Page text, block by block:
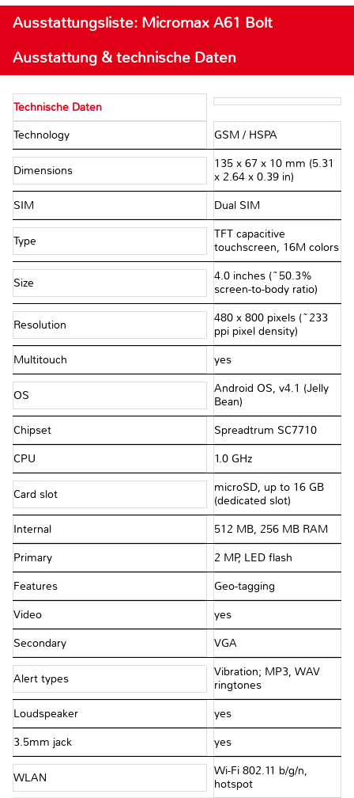
Ausstattungsliste: Micromax A61 Bolt
Ausstattung & technische Daten
Technische Daten
Technology GSM / HSPA
Dimensions
135 x 67 x 10 mm (5.31
x 2.64 x 0.39 in)
SIM Dual SIM
Type
TFT capacitive
touchscreen, 16M colors
Size
4.0 inches (~50.3%
screen-to-body ratio)
Resolution
480 x 800 pixels (~233
ppi pixel density)
Multitouch yes
OS
Android OS, v4.1 (Jelly
Bean)
Chipset Spreadtrum SC7710
CPU 1.0 GHz
Card slot
microSD, up to 16 GB
(dedicated slot)
Internal 512 MB, 256 MB RAM
Primary 2 MP, LED flash
Features Geo-tagging
Video yes
Secondary VGA
Alert types
Vibration; MP3, WAV
ringtones
Loudspeaker yes
3.5mm jack yes
WLAN
Wi-Fi 802.11 b/g/n,
hotspot